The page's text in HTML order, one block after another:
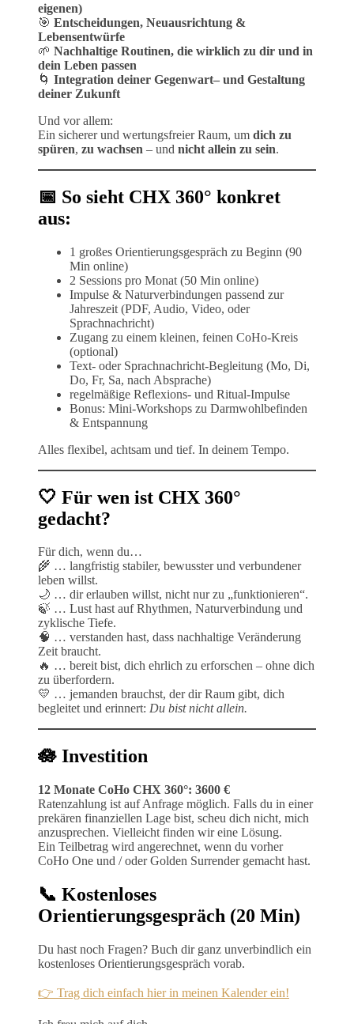
eigenen)
🎯 Entscheidungen, Neuausrichtung &
Lebensentwürfe
🌱 Nachhaltige Routinen, die wirklich zu dir und in
dein Leben passen
🌀 Integration deiner Gegenwart– und Gestaltung
deiner Zukunft
Und vor allem:
Ein sicherer und wertungsfreier Raum, um dich zu
spüren, zu wachsen – und nicht allein zu sein.
📅 So sieht CHX 360° konkret
aus:
1 großes Orientierungsgespräch zu Beginn (90
Min online)
2 Sessions pro Monat (50 Min online)
Impulse & Naturverbindungen passend zur
Jahreszeit (PDF, Audio, Video, oder
Sprachnachricht)
Zugang zu einem kleinen, feinen CoHo-Kreis
(optional)
Text- oder Sprachnachricht-Begleitung (Mo, Di,
Do, Fr, Sa, nach Absprache)
regelmäßige Reflexions- und Ritual-Impulse
Bonus: Mini-Workshops zu Darmwohlbefinden
& Entspannung
Alles flexibel, achtsam und tief. In deinem Tempo.
🤍 Für wen ist CHX 360°
gedacht?
Für dich, wenn du…
🌾 … langfristig stabiler, bewusster und verbundener
leben willst.
🌙 … dir erlauben willst, nicht nur zu „funktionieren“.
🍃 … Lust hast auf Rhythmen, Naturverbindung und
zyklische Tiefe.
🧠 … verstanden hast, dass nachhaltige Veränderung
Zeit braucht.
🔥 … bereit bist, dich ehrlich zu erforschen – ohne dich
zu überfordern.
💛 … jemanden brauchst, der dir Raum gibt, dich
begleitet und erinnert: Du bist nicht allein.
🪷 Investition
12 Monate CoHo CHX 360°: 3600 €
Ratenzahlung ist auf Anfrage möglich. Falls du in einer
prekären finanziellen Lage bist, scheu dich nicht, mich
anzusprechen. Vielleicht finden wir eine Lösung.
Ein Teilbetrag wird angerechnet, wenn du vorher
CoHo One und / oder Golden Surrender gemacht hast.
📞 Kostenloses
Orientierungsgespräch (20 Min)
Du hast noch Fragen? Buch dir ganz unverbindlich ein
kostenloses Orientierungsgespräch vorab.
👉 Trag dich einfach hier in meinen Kalender ein!